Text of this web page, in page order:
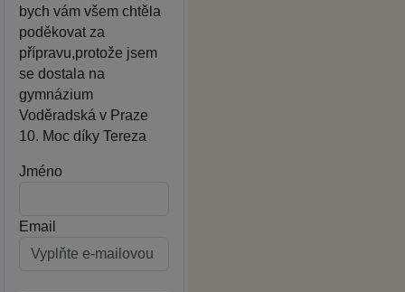
bych vám všem chtěla
poděkovat za
přípravu,protože jsem
se dostala na
gymnázium
Voděradská v Praze
10. Moc díky Tereza
Jméno
Email